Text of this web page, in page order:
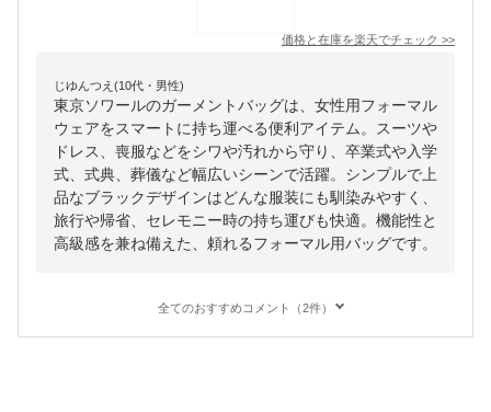
価格と在庫を楽天でチェック >>
じゆんつえ(10代・男性)
東京ソワールのガーメントバッグは、女性用フォーマル
ウェアをスマートに持ち運べる便利アイテム。スーツや
ドレス、喪服などをシワや汚れから守り、卒業式や入学
式、式典、葬儀など幅広いシーンで活躍。シンプルで上
品なブラックデザインはどんな服装にも馴染みやすく、
旅行や帰省、セレモニー時の持ち運びも快適。機能性と
高級感を兼ね備えた、頼れるフォーマル用バッグです。
全てのおすすめコメント（2件）